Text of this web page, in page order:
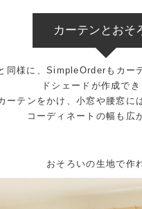
カーテンとおそ
同様に、SimpleOrderもカー
ドシェードが作成でき
ーテンをかけ、小窓や腰窓に
コーディネートの幅も広
おそろいの生地で作